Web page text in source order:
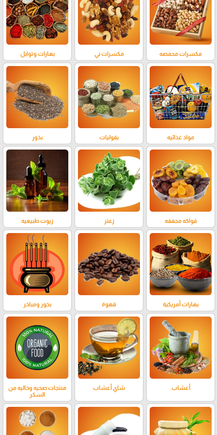
مكسرات محمصه مكسرات ني بهارات وتوابل
مواد غذائيه بقوليات بذور
فواكه مجففه زعتر زيوت طبيعيه
بهارات أمريكية قهوة بخور ومباخر
أعشاب شاي أعشاب
منتجات صحيه وخاليه من
السكر